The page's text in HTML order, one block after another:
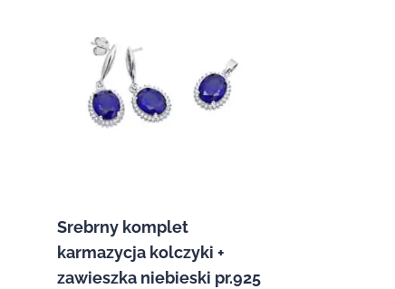
Srebrny komplet
karmazycja kolczyki +
zawieszka niebieski pr.925